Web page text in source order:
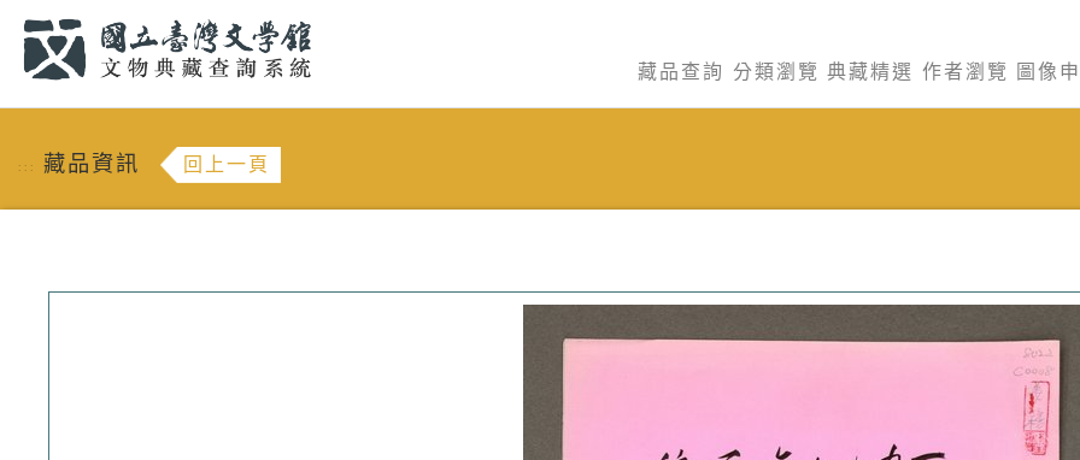
藏品查詢 分類瀏覽 典藏精選 作者瀏覽 圖像
::: 藏品資訊 回上一頁